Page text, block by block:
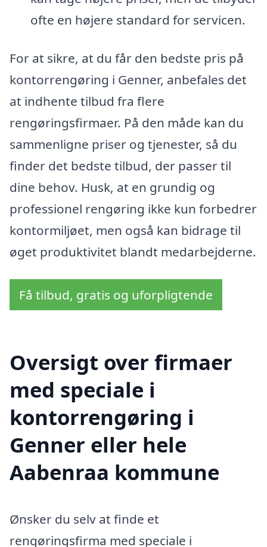
ofte en højere standard for servicen.
For at sikre, at du får den bedste pris på
kontorrengøring i Genner, anbefales det
at indhente tilbud fra flere
rengøringsfirmaer. På den måde kan du
sammenligne priser og tjenester, så du
finder det bedste tilbud, der passer til
dine behov. Husk, at en grundig og
professionel rengøring ikke kun forbedrer
kontormiljøet, men også kan bidrage til
øget produktivitet blandt medarbejderne.
Få tilbud, gratis og uforpligtende
Oversigt over firmaer
med speciale i
kontorrengøring i
Genner eller hele
Aabenraa kommune
Ønsker du selv at finde et
rengøringsfirma med speciale i